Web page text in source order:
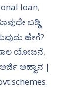
loan,
ಬಡ್ಡಿ
ಹೇಗೆ?
ಯೋಜನೆ,
ಅಹ್ವಾನ |